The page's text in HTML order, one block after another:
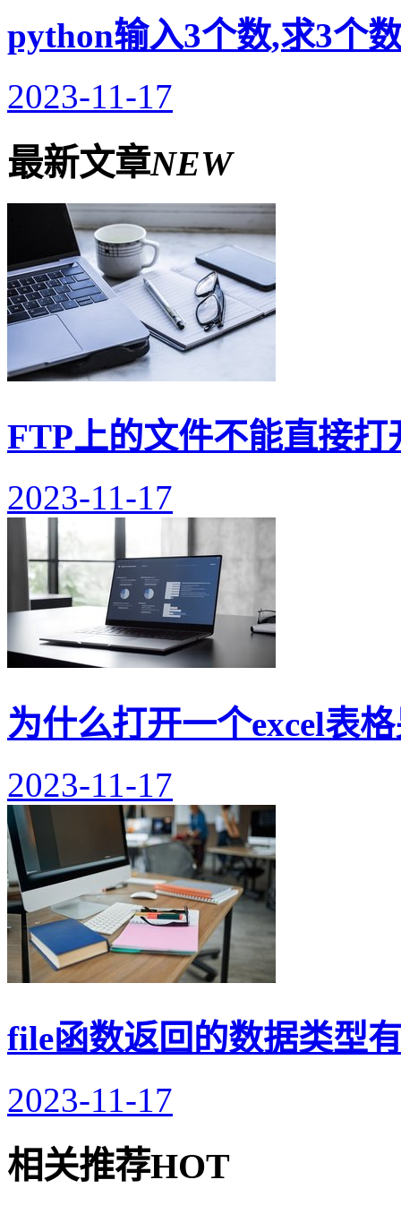
python输入3个数,求3个
2023-11-17
最新文章NEW
FTP上的文件不能直接打
2023-11-17
为什么打开一个excel表
2023-11-17
file函数返回的数据类型
2023-11-17
相关推荐HOT